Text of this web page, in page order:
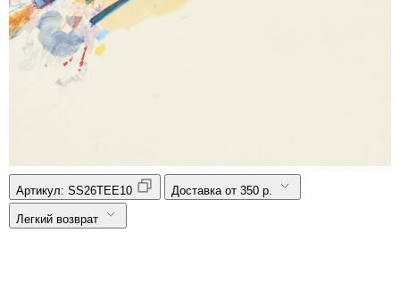
Артикул: SS26TEE10 Доставка от 350 р.
Легкий возврат